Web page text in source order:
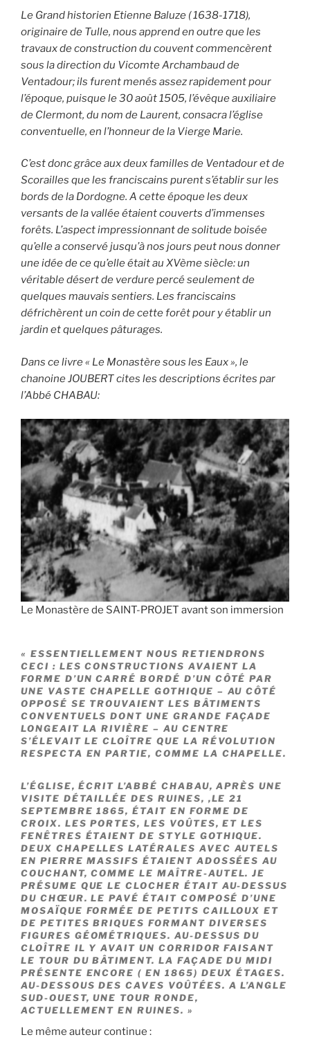
Le Grand historien Etienne Baluze ( 1638-1718),
originaire de Tulle, nous apprend en outre que les
travaux de construction du couvent commencèrent
sous la direction du Vicomte Archambaud de
Ventadour; ils furent menés assez rapidement pour
l’époque, puisque le 30 août 1505, l’évêque auxiliaire
de Clermont, du nom de Laurent, consacra l’église
conventuelle, en l’honneur de la Vierge Marie.
C’est donc grâce aux deux familles de Ventadour et de
Scorailles que les franciscains purent s’établir sur les
bords de la Dordogne. A cette époque les deux
versants de la vallée étaient couverts d’immenses
forêts. L’aspect impressionnant de solitude boisée
qu’elle a conservé jusqu’à nos jours peut nous donner
une idée de ce qu’elle était au XVème siècle: un
véritable désert de verdure percé seulement de
quelques mauvais sentiers. Les franciscains
défrichèrent un coin de cette forêt pour y établir un
jardin et quelques pâturages.
Dans ce livre « Le Monastère sous les Eaux », le
chanoine JOUBERT cites les descriptions écrites par
l’Abbé CHABAU:
Le Monastère de SAINT-PROJET avant son immersion
« ESSENTIELLEMENT NOUS RETIENDRONS
CECI : LES CONSTRUCTIONS AVAIENT LA
FORME D’UN CARRÉ BORDÉ D’UN CÔTÉ PAR
UNE VASTE CHAPELLE GOTHIQUE – AU CÔTÉ
OPPOSÉ SE TROUVAIENT LES BÂTIMENTS
CONVENTUELS DONT UNE GRANDE FAÇADE
LONGEAIT LA RIVIÈRE – AU CENTRE
S’ÉLEVAIT LE CLOÎTRE QUE LA RÉVOLUTION
RESPECTA EN PARTIE, COMME LA CHAPELLE.
L’ÉGLISE, ÉCRIT L’ABBÉ CHABAU, APRÈS UNE
VISITE DÉTAILLÉE DES RUINES, ,LE 21
SEPTEMBRE 1865, ÉTAIT EN FORME DE
CROIX. LES PORTES, LES VOÛTES, ET LES
FENÊTRES ÉTAIENT DE STYLE GOTHIQUE.
DEUX CHAPELLES LATÉRALES AVEC AUTELS
EN PIERRE MASSIFS ÉTAIENT ADOSSÉES AU
COUCHANT, COMME LE MAÎTRE-AUTEL. JE
PRÉSUME QUE LE CLOCHER ÉTAIT AU-DESSUS
DU CHŒUR. LE PAVÉ ÉTAIT COMPOSÉ D’UNE
MOSAÏQUE FORMÉE DE PETITS CAILLOUX ET
DE PETITES BRIQUES FORMANT DIVERSES
FIGURES GÉOMÉTRIQUES. AU-DESSUS DU
CLOÎTRE IL Y AVAIT UN CORRIDOR FAISANT
LE TOUR DU BÂTIMENT. LA FAÇADE DU MIDI
PRÉSENTE ENCORE ( EN 1865) DEUX ÉTAGES.
AU-DESSOUS DES CAVES VOÛTÉES. A L’ANGLE
SUD-OUEST, UNE TOUR RONDE,
ACTUELLEMENT EN RUINES. »
Le même auteur continue :